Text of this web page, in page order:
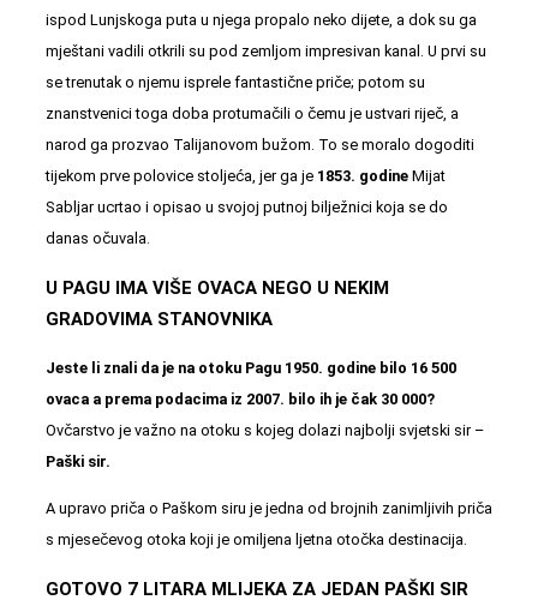
ispod Lunjskoga puta u njega propalo neko dijete, a dok su ga
mještani vadili otkrili su pod zemljom impresivan kanal. U prvi su
se trenutak o njemu isprele fantastične priče; potom su
znanstvenici toga doba protumačili o čemu je ustvari riječ, a
narod ga prozvao Talijanovom bužom. To se moralo dogoditi
tijekom prve polovice stoljeća, jer ga je 1853. godine Mijat
Sabljar ucrtao i opisao u svojoj putnoj bilježnici koja se do
danas očuvala.
U PAGU IMA VIŠE OVACA NEGO U NEKIM
GRADOVIMA STANOVNIKA
Jeste li znali da je na otoku Pagu 1950. godine bilo 16 500
ovaca a prema podacima iz 2007. bilo ih je čak 30 000?
Ovčarstvo je važno na otoku s kojeg dolazi najbolji svjetski sir –
Paški sir.
A upravo priča o Paškom siru je jedna od brojnih zanimljivih priča
s mjesečevog otoka koji je omiljena ljetna otočka destinacija.
GOTOVO 7 LITARA MLIJEKA ZA JEDAN PAŠKI SIR